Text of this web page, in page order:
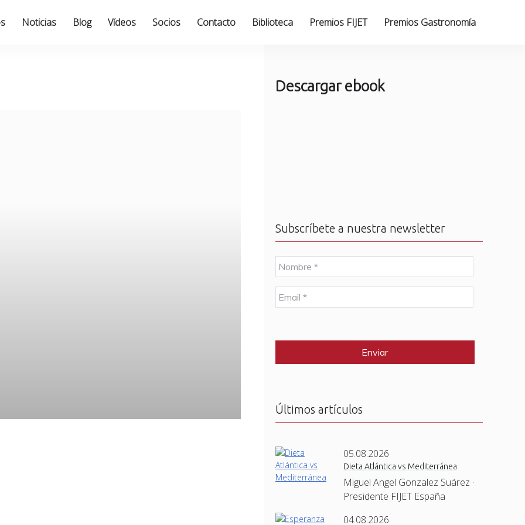
Noticias Blog Vídeos Socios Contacto Biblioteca Premios FIJET Premios Gastronomía
Descargar ebook
Subscríbete a nuestra newsletter
N
o
m
b
r
E
m
l
Últimos artículos
05.08.2026
Dieta Atlántica vs Mediterránea
Miguel Angel Gonzalez Suárez ·
Presidente FIJET España
04.08.2026